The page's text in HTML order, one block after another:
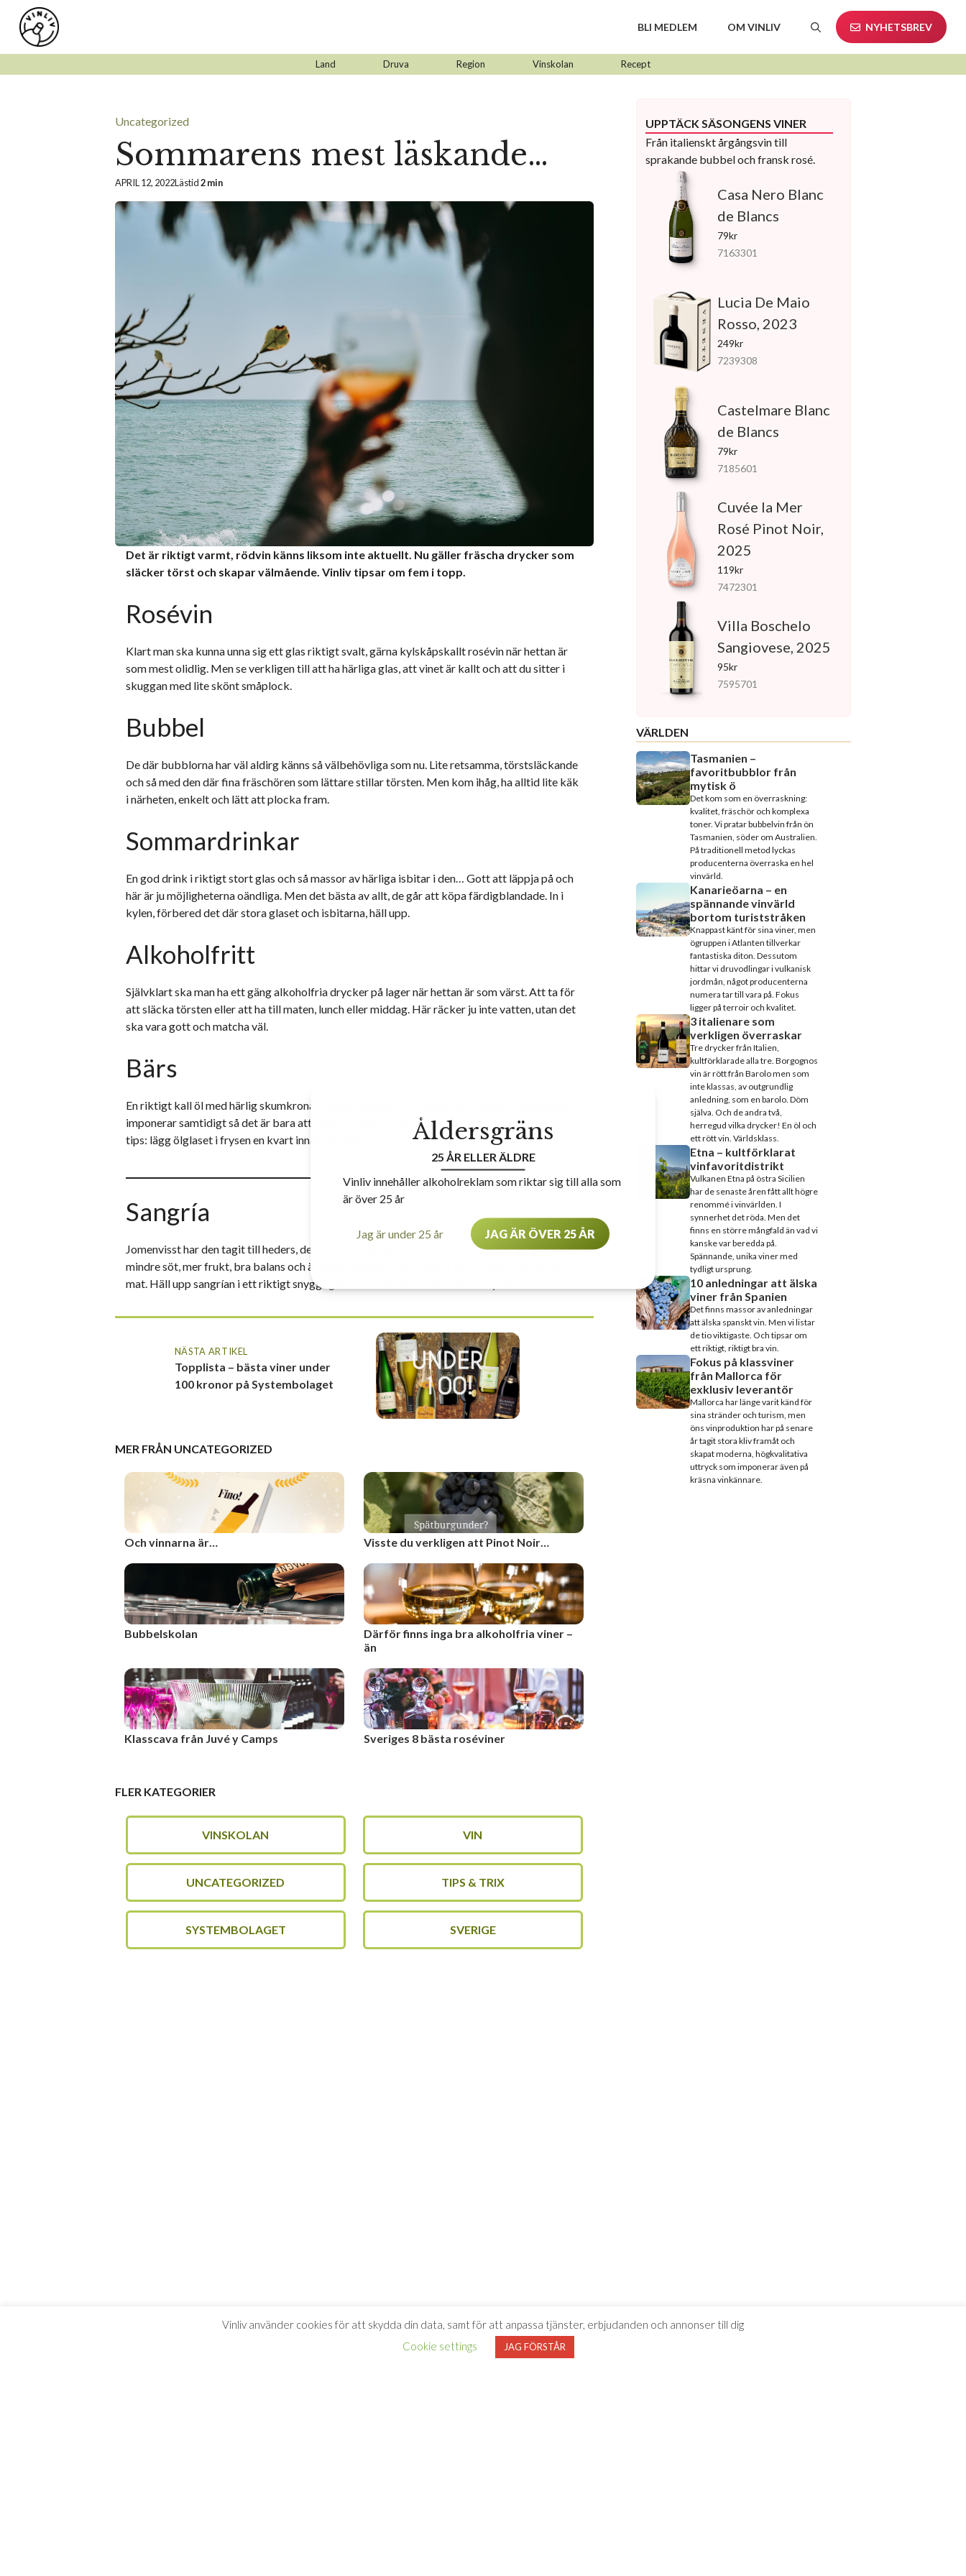
Hoppa
innehåll
BLI MEDLEM OM VINLIV NYHETSBREV
Land Druva Region Vinskolan Recept
Uncategorized
Sommarens mest läskande…
APRIL 12, 2022Lästid2 min
Det är riktigt varmt, rödvin känns liksom inte aktuellt. Nu gäller fräscha drycker som
släcker törst och skapar välmående. Vinliv tipsar om fem i topp.
Rosévin
Klart man ska kunna unna sig ett glas riktigt svalt, gärna kylskåpskallt rosévin när hettan är
som mest olidlig. Men se verkligen till att ha härliga glas, att vinet är kallt och att du sitter i
skuggan med lite skönt småplock.
Bubbel
De där bubblorna har väl aldirg känns så välbehövliga som nu. Lite retsamma, törstsläckande
och så med den där fina fräschören som lättare stillar törsten. Men kom ihåg, ha alltid lite käk
i närheten, enkelt och lätt att plocka fram.
Sommardrinkar
En god drink i riktigt stort glas och så massor av härliga isbitar i den… Gott att läppja på och
här är ju möjligheterna oändliga. Men det bästa av allt, de går att köpa färdigblandade. In i
kylen, förbered det där stora glaset och isbitarna, häll upp.
Alkoholfritt
Självklart ska man ha ett gäng alkoholfria drycker på lager när hettan är som värst. Att ta för
att släcka törsten eller att ha till maten, lunch eller middag. Här räcker ju inte vatten, utan det
ska vara gott och matcha väl.
Bärs
En riktigt kall öl med härlig skumkrona i snyggt vinglas… sommaren är räddad. Mångfalden
imponerar samtidigt så det är bara att raka och välja, kyla ner i lugn takt och serveras. Ett
tips: lägg ölglaset i frysen en kvart innan du häller upp.
Sangría
Jomenvisst har den tagit till heders, den klassiska spanska drinken. Den är ju riktigt god,
mindre söt, mer frukt, bra balans och är kalas inte bara som somrig drink utan även till lite
mat. Häll upp sangrían i ett riktigt snyggt glas och dekorera med en kvist mynta.
NÄSTA ARTIKEL
Topplista – bästa viner under
100 kronor på Systembolaget
MER FRÅN UNCATEGORIZED
Och vinnarna är… Visste du verkligen att Pinot Noir…
Bubbelskolan
Därför finns inga bra alkoholfria viner –
än
Klasscava från Juvé y Camps Sveriges 8 bästa roséviner
FLER KATEGORIER
VINSKOLAN VIN
UNCATEGORIZED TIPS & TRIX
SYSTEMBOLAGET SVERIGE
UPPTÄCK SÄSONGENS VINER
Från italienskt årgångsvin till
sprakande bubbel och fransk rosé.
Casa Nero Blanc
de Blancs
79kr
7163301
Lucia De Maio
Rosso, 2023
249kr
7239308
Castelmare Blanc
de Blancs
79kr
7185601
Cuvée la Mer
Rosé Pinot Noir,
2025
119kr
7472301
Villa Boschelo
Sangiovese, 2025
95kr
7595701
VÄRLDEN
Tasmanien –
favoritbubblor från
mytisk ö
Det kom som en överraskning:
kvalitet, fräschör och komplexa
toner. Vi pratar bubbelvin från ön
Tasmanien, söder om Australien.
På traditionell metod lyckas
producenterna överraska en hel
vinvärld.
Kanarieöarna – en
spännande vinvärld
bortom turiststråken
Knappast känt för sina viner, men
ögruppen i Atlanten tillverkar
fantastiska diton. Dessutom
hittar vi druvodlingar i vulkanisk
jordmån, något producenterna
numera tar till vara på. Fokus
ligger på terroir och kvalitet.
3 italienare som
verkligen överraskar
Tre drycker från Italien,
kultförklarade alla tre. Borgognos
vin är rött från Barolo men som
inte klassas, av outgrundlig
anledning, som en barolo. Döm
själva. Och de andra två,
herregud vilka drycker! En öl och
ett rött vin. Världsklass.
Etna – kultförklarat
vinfavoritdistrikt
Vulkanen Etna på östra Sicilien
har de senaste åren fått allt högre
renommé i vinvärlden. I
synnerhet det röda. Men det
finns en större mångfald än vad vi
kanske var beredda på.
Spännande, unika viner med
tydligt ursprung.
10 anledningar att älska
viner från Spanien
Det finns massor av anledningar
att älska spanskt vin. Men vi listar
de tio viktigaste. Och tipsar om
ett riktigt, riktigt bra vin.
Fokus på klassviner
från Mallorca för
exklusiv leverantör
Mallorca har länge varit känd för
sina stränder och turism, men
öns vinproduktion har på senare
år tagit stora kliv framåt och
skapat moderna, högkvalitativa
uttryck som imponerar även på
kräsna vinkännare.
Vinliv använder cookies för att skydda din data, samt för att anpassa tjänster, erbjudanden och annonser till dig
Cookie settings
JAG FÖRSTÅR
Åldersgräns
25 ÅR ELLER ÄLDRE
Vinliv innehåller alkoholreklam som riktar sig till alla som
är över 25 år
Jag är under 25 år JAG ÄR ÖVER 25 ÅR